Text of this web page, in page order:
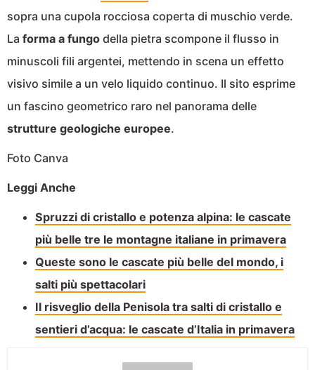
sopra una cupola rocciosa coperta di muschio verde.
La forma a fungo della pietra scompone il flusso in
minuscoli fili argentei, mettendo in scena un effetto
visivo simile a un velo liquido continuo. Il sito esprime
un fascino geometrico raro nel panorama delle
strutture geologiche europee.
Foto Canva
Leggi Anche
Spruzzi di cristallo e potenza alpina: le cascate
più belle tre le montagne italiane in primavera
Queste sono le cascate più belle del mondo, i
salti più spettacolari
Il risveglio della Penisola tra salti di cristallo e
sentieri d’acqua: le cascate d’Italia in primavera